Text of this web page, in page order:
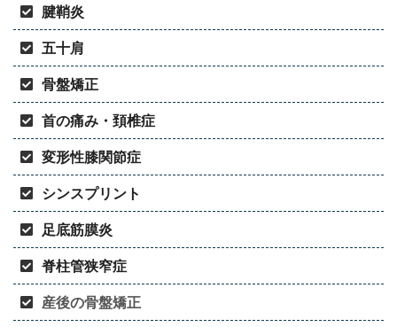
腱鞘炎
五十肩
骨盤矯正
首の痛み・頚椎症
変形性膝関節症
シンスプリント
足底筋膜炎
脊柱管狭窄症
産後の骨盤矯正